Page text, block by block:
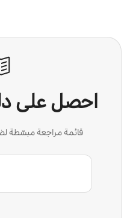
احصل على
قائمة مراجعة مبسّطة